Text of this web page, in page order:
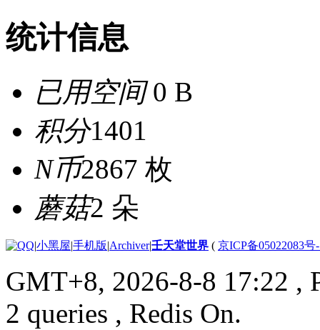
统计信息
已用空间0 B
积分1401
N币2867 枚
蘑菇2 朵
|小黑屋|手机版|Archiver|壬天堂世界 ( 京ICP备05022083号
GMT+8, 2026-8-8 17:22 ,
2 queries , Redis On.